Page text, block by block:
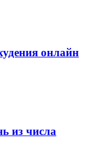
онлайн
из числа